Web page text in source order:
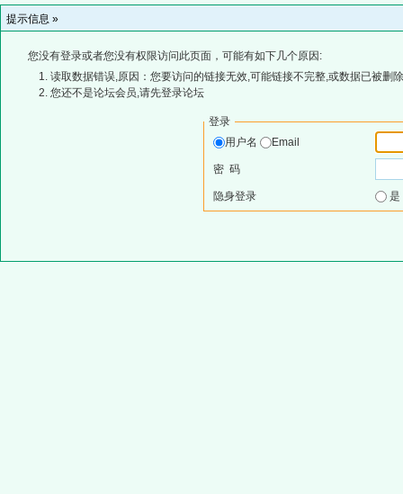
提示信息 »
您没有登录或者您没有权限访问此页面，可能有如下几个原因:
读取数据错误,原因：您要访问的链接无效,可能链接不完整,或数据已被删
您还不是论坛会员,请先登录论坛
登录
用户名
Email
密 码
隐身登录